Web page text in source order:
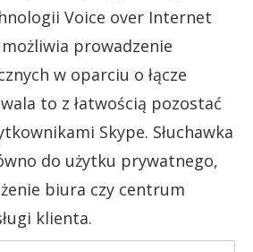
Voice over Internet
prowadzenie
w oparciu o łącze
to z łatwością pozostać
Skype. Słuchawka
do użytku prywatnego,
biura czy centrum
klienta.